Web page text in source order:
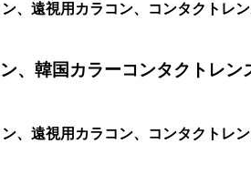
、遠視用カラコン、コンタクトレ
、韓国カラーコンタクトレ
、遠視用カラコン、コンタクトレ